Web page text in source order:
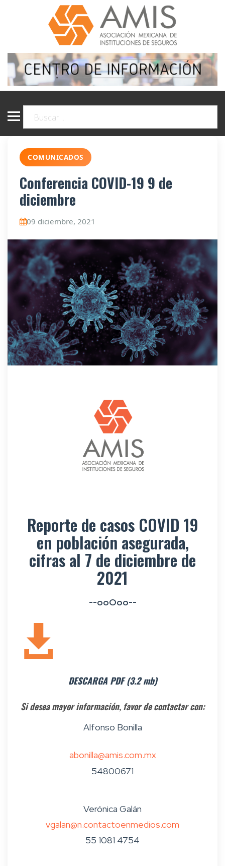
COMUNICADOS
Conferencia COVID-19 9 de
diciembre
09 diciembre, 2021
Reporte de casos COVID 19
en población asegurada,
cifras al 7 de diciembre de
2021
--ooOoo--
DESCARGA PDF (3.2 mb)
Si desea mayor información, favor de contactar con:
Alfonso Bonilla
abonilla@amis.com.mx
54800671
Verónica Galán
vgalan@n.contactoenmedios.com
55 1081 4754